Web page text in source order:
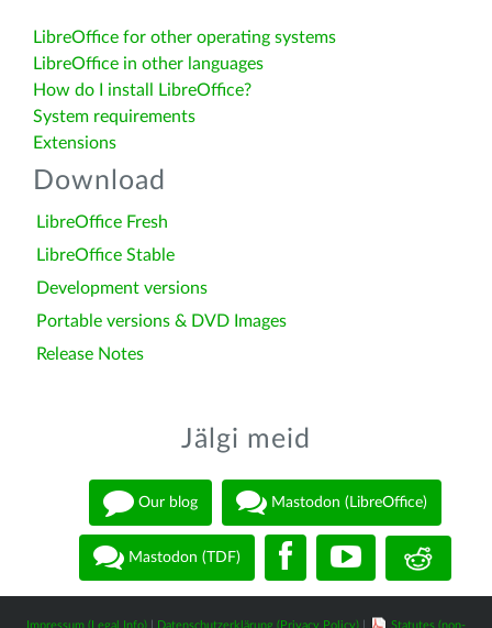
LibreOffice for other operating systems
LibreOffice in other languages
How do I install LibreOffice?
System requirements
Extensions
Download
LibreOffice Fresh
LibreOffice Stable
Development versions
Portable versions & DVD Images
Release Notes
Jälgi meid
Our blog Mastodon (LibreOffice)
Mastodon (TDF)
Impressum (Legal Info) Datenschutzerklärung (Privacy Policy) Statutes (non-